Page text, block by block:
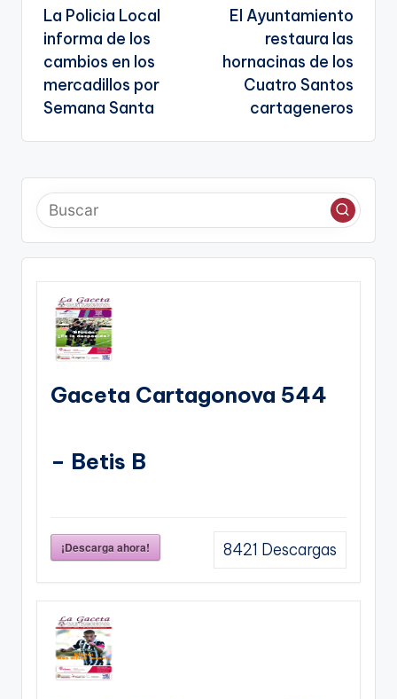
a
te
de
entradas
La Policia Local
informa de los
cambios en los
mercadillos por
Semana Santa
El Ayuntamiento
restaura las
hornacinas de los
Cuatro Santos
cartageneros
Gaceta Cartagonova 544
– Betis B
¡Descarga ahora! 8421 Descargas